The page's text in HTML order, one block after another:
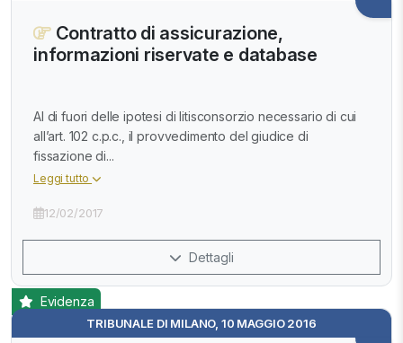
Contratto di assicurazione,
informazioni riservate e database
Al di fuori delle ipotesi di litisconsorzio necessario di cui
all’art. 102 c.p.c., il provvedimento del giudice di
fissazione di...
Leggi tutto
12/02/2017
Dettagli
TRIBUNALE DI MILANO, 10 MAGGIO 2016
Evidenza